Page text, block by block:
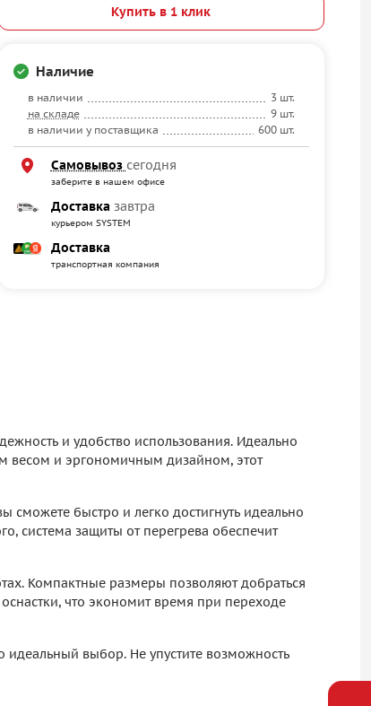
Купить в 1 клик
Наличие
в наличии
3 шт.
на складе
9 шт.
в наличии у поставщика
600 шт.
Самовывоз сегодня
заберите в нашем офисе
Доставка завтра
курьером SYSTEM
Доставка
транспортная компания
и удобство использования. Идеально
весом и эргономичным дизайном, этот
быстро и легко достигнуть идеально
система защиты от перегрева обеспечит
Компактные размеры позволяют добраться
что экономит время при переходе
идеальный выбор. Не упустите возможность